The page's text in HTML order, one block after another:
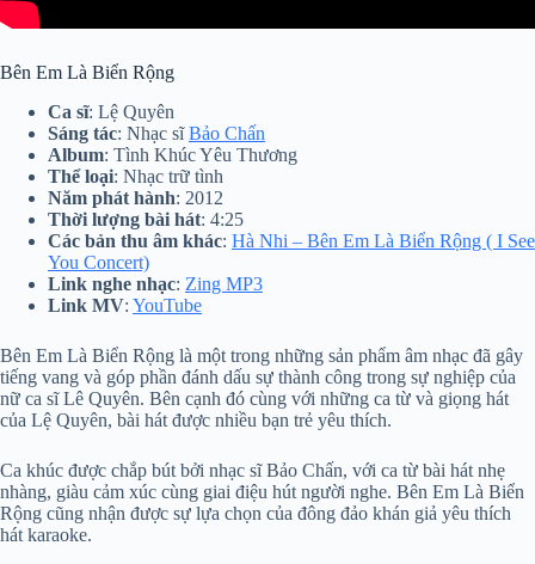
Bên Em Là Biển Rộng
Ca sĩ: Lệ Quyên
Sáng tác: Nhạc sĩBảo Chấn
Album: Tình Khúc Yêu Thương
Thể loại: Nhạc trữ tình
Năm phát hành: 2012
Thời lượng bài hát: 4:25
Các bản thu âm khác: Hà Nhi – Bên Em Là Biển Rộng ( I See
You Concert)
Link nghe nhạc: Zing MP3
Link MV: YouTube
Bên Em Là Biển Rộng là một trong những sản phẩm âm nhạc đã gây
tiếng vang và góp phần đánh dấu sự thành công trong sự nghiệp của
nữ ca sĩ Lê Quyên. Bên cạnh đó cùng với những ca từ và giọng hát
của Lệ Quyên, bài hát được nhiều bạn trẻ yêu thích.
Ca khúc được chắp bút bởi nhạc sĩ Bảo Chấn, với ca từ bài hát nhẹ
nhàng, giàu cảm xúc cùng giai điệu hút người nghe. Bên Em Là Biển
Rộng cũng nhận được sự lựa chọn của đông đảo khán giả yêu thích
hát karaoke.